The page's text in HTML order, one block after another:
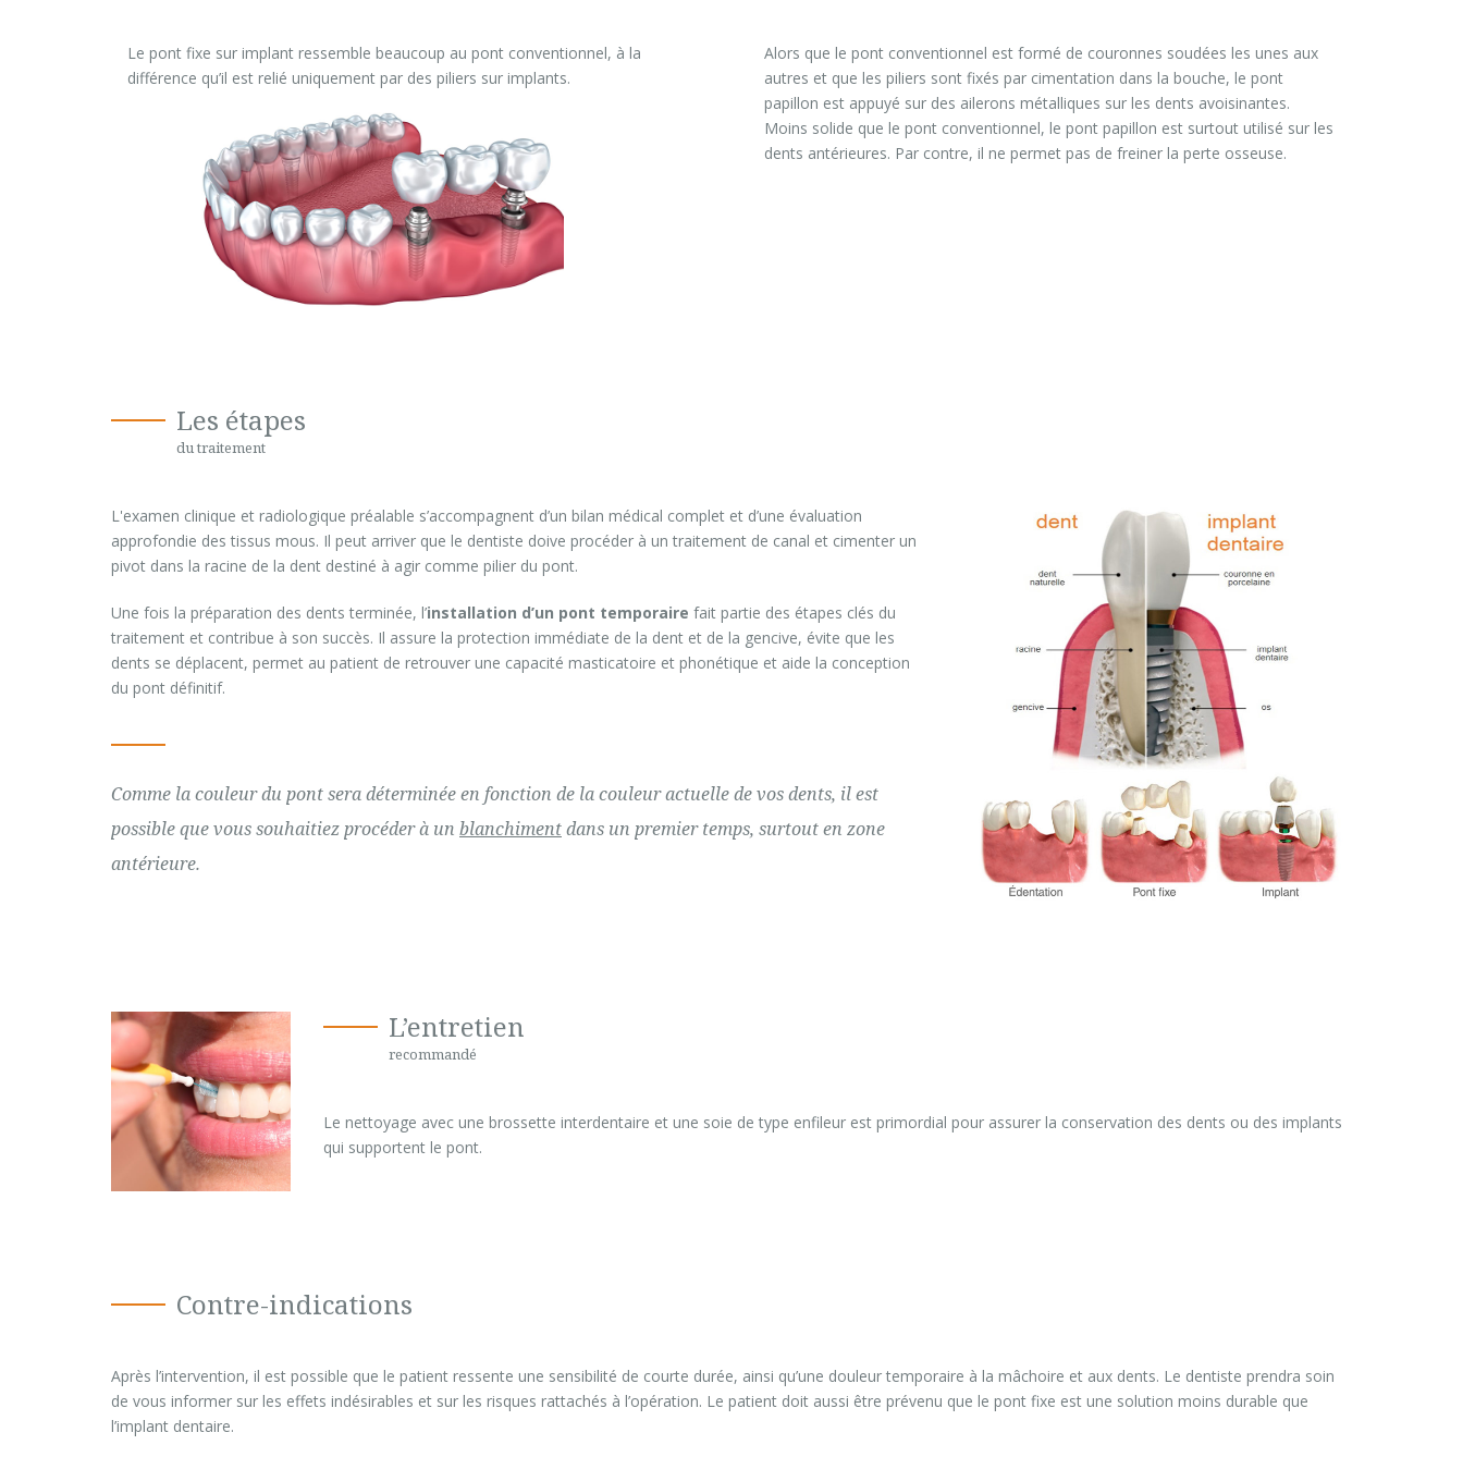
Le pont fixe sur implant ressemble beaucoup au pont conventionnel, à la
différence qu’il est relié uniquement par des piliers sur implants.
Alors que le pont conventionnel est formé de couronnes soudées les unes aux
autres et que les piliers sont fixés par cimentation dans la bouche, le pont
papillon est appuyé sur des ailerons métalliques sur les dents avoisinantes.
Moins solide que le pont conventionnel, le pont papillon est surtout utilisé sur les
dents antérieures. Par contre, il ne permet pas de freiner la perte osseuse.
Les étapes
du traitement
L'examen clinique et radiologique préalable s’accompagnent d’un bilan médical complet et d’une évaluation
approfondie des tissus mous. Il peut arriver que le dentiste doive procéder à un traitement de canal et cimenter un
pivot dans la racine de la dent destiné à agir comme pilier du pont.
Une fois la préparation des dents terminée, l’installation d’un pont temporaire fait partie des étapes clés du
traitement et contribue à son succès. Il assure la protection immédiate de la dent et de la gencive, évite que les
dents se déplacent, permet au patient de retrouver une capacité masticatoire et phonétique et aide la conception
du pont définitif.
Comme la couleur du pont sera déterminée en fonction de la couleur actuelle de vos dents, il est
possible que vous souhaitiez procéder à un blanchimentdans un premier temps, surtout en zone
antérieure.
L’entretien
recommandé
Le nettoyage avec une brossette interdentaire et une soie de type enfileur est primordial pour assurer la conservation des dents ou des implants
qui supportent le pont.
Contre-indications
Après l’intervention, il est possible que le patient ressente une sensibilité de courte durée, ainsi qu’une douleur temporaire à la mâchoire et aux dents. Le dentiste prendra soin
de vous informer sur les effets indésirables et sur les risques rattachés à l’opération. Le patient doit aussi être prévenu que le pont fixe est une solution moins durable que
l’implant dentaire.